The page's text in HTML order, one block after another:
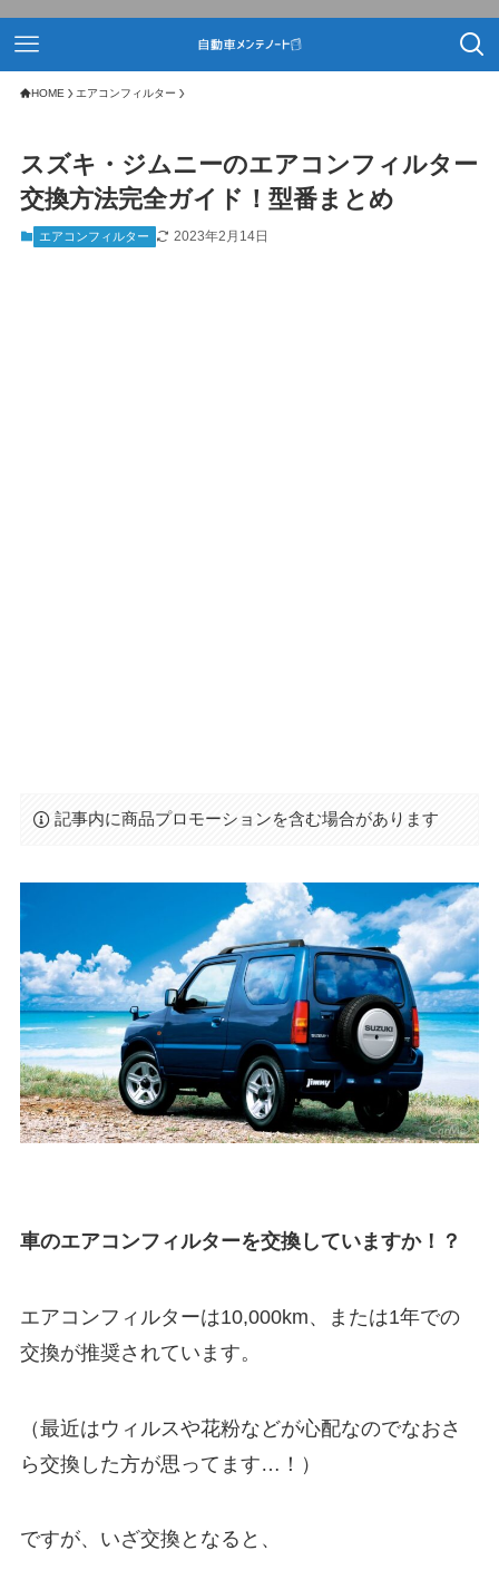
HOME エアコンフィルター
スズキ・ジムニーのエアコンフィルター
交換方法完全ガイド！型番まとめ
エアコンフィルター 2023年2月14日
記事内に商品プロモーションを含む場合があります
車のエアコンフィルターを交換していますか！？
エアコンフィルターは10,000km、または1年での
交換が推奨されています。
（最近はウィルスや花粉などが心配なのでなおさ
ら交換した方が思ってます…！）
ですが、いざ交換となると、